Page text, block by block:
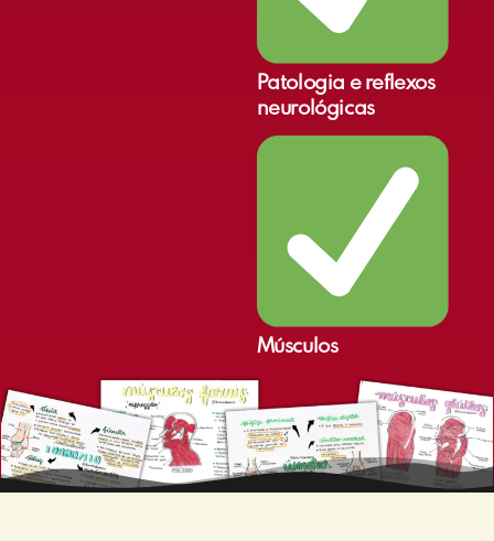
Patologia e reflexos
neurológicas
Músculos